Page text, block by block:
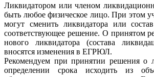
Ликвидатором или членом
быть любое физическое лицо. При этом
могут сменить ликвидатора или
соответствующее решение. О принятом
нового ликвидатора (состава
вносятся изменения в ЕГРЮЛ.
Рекомендуем при принятии решения
определении срока исходить из